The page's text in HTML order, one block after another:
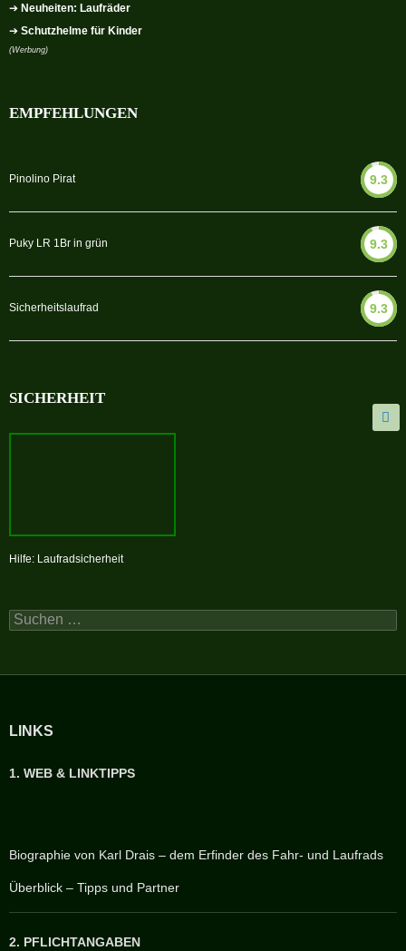
➔ Neuheiten: Laufräder
➔ Schutzhelme für Kinder
(Werbung)
EMPFEHLUNGEN
Pinolino Pirat 9.3
Puky LR 1Br in grün 9.3
Sicherheitslaufrad 9.3
SICHERHEIT
Hilfe: Laufradsicherheit
Suchen
nach:
LINKS
1. WEB & LINKTIPPS
Biographie von Karl Drais – dem Erfinder des Fahr- und Laufrads
Überblick – Tipps und Partner
2. PFLICHTANGABEN